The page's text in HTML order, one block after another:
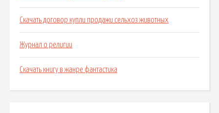
Скачать договор купли продажи сельхоз животных
Журнал о религии
Скачать книгу в жанре фантастика